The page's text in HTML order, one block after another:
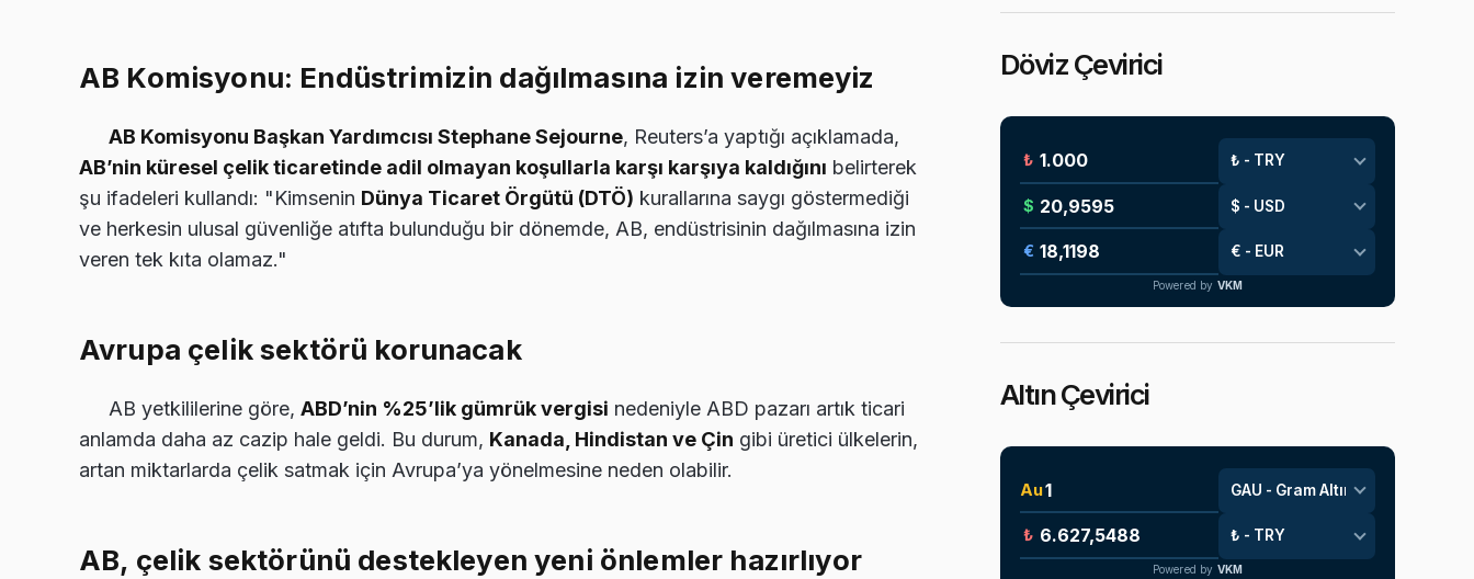
AB Komisyonu: Endüstrimizin dağılmasına izin veremeyiz
AB Komisyonu Başkan Yardımcısı Stephane Sejourne, Reuters’a yaptığı açıklamada,
AB’nin küresel çelik ticaretinde adil olmayan koşullarla karşı karşıya kaldığını belirterek
şu ifadeleri kullandı: "Kimsenin Dünya Ticaret Örgütü (DTÖ) kurallarına saygı göstermediği
ve herkesin ulusal güvenliğe atıfta bulunduğu bir dönemde, AB, endüstrisinin dağılmasına izin
veren tek kıta olamaz."
Avrupa çelik sektörü korunacak
AB yetkililerine göre, ABD’nin %25’lik gümrük vergisi nedeniyle ABD pazarı artık ticari
anlamda daha az cazip hale geldi. Bu durum, Kanada, Hindistan ve Çin gibi üretici ülkelerin,
artan miktarlarda çelik satmak için Avrupa’ya yönelmesine neden olabilir.
AB, çelik sektörünü destekleyen yeni önlemler hazırlıyor
Döviz Çevirici
₺
$
€
Powered by VKM
Altın Çevirici
Au
₺
Powered by VKM